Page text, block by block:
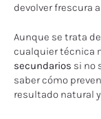
devolver frescura
Aunque se trata
cualquier técnica
secundarios si no
saber cómo
resultado natural